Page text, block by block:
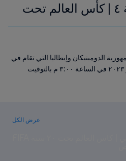
وإيطاليا | المجموعة ٤ | كأس العالم تحت
الدومينيكان وإيطاليا التي تقام في
استاد مندوزا يوم السبت، ٢٧ مايو ٢٠٢٣ في الساعة ٣:٠٠ م بالتوقيت
عرض الكل